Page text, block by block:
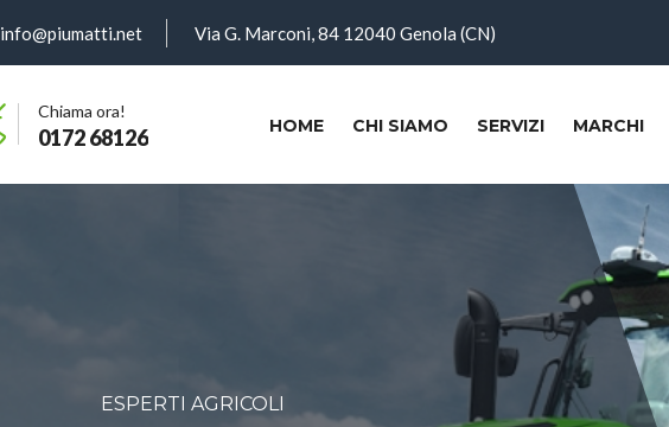
info@piumatti.net Via G. Marconi, 84 12040 Genola (CN)
Chiama ora!
0172 68126 HOME(CURRENT)
CHI SIAMO SERVIZI MARCHI
ESPERTI AGRICOLI